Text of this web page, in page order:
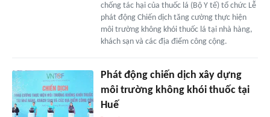
chống tác hại của thuốc lá (Bộ Y tế) tổ chức Lễ
phát động Chiến dịch tăng cường thực hiện
môi trường không khói thuốc lá tại nhà hàng,
khách sạn và các địa điểm công cộng.
Phát động chiến dịch xây dựng
môi trường không khói thuốc tại
Huế